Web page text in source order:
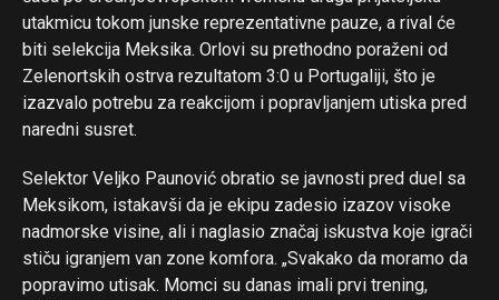
utakmicu tokom junske reprezentativne pauze, a rival će
biti selekcija Meksika. Orlovi su prethodno poraženi od
Zelenortskih ostrva rezultatom 3:0 u Portugaliji, što je
izazvalo potrebu za reakcijom i popravljanjem utiska pred
naredni susret.
Selektor Veljko Paunović obratio se javnosti pred duel sa
Meksikom, istakavši da je ekipu zadesio izazov visoke
nadmorske visine, ali i naglasio značaj iskustva koje igrači
stiču igranjem van zone komfora. „Svakako da moramo da
popravimo utisak. Momci su danas imali prvi trening,